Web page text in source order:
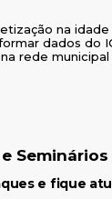
na
dados do
rede municipal
Seminários
e fique